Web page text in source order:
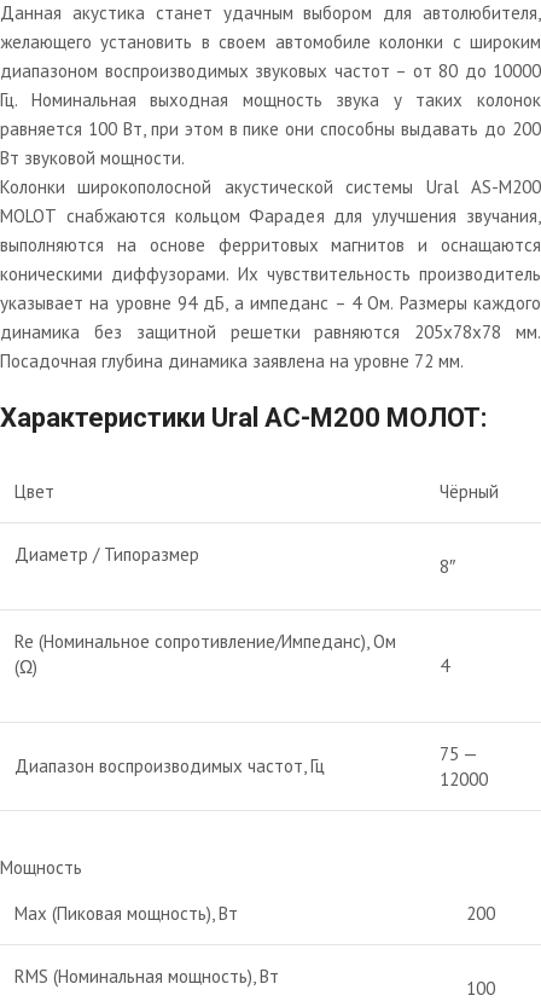
Данная акустика станет удачным выбором для автолюбителя,
желающего установить в своем автомобиле колонки с широким
диапазоном воспроизводимых звуковых частот – от 80 до 10000
Гц. Номинальная выходная мощность звука у таких колонок
равняется 100 Вт, при этом в пике они способны выдавать до 200
Вт звуковой мощности.
Колонки широкополосной акустической системы Ural AS-M200
MOLOТ снабжаются кольцом Фарадея для улучшения звучания,
выполняются на основе ферритовых магнитов и оснащаются
коническими диффузорами. Их чувствительность производитель
указывает на уровне 94 дБ, а импеданс – 4 Ом. Размеры каждого
динамика без защитной решетки равняются 205x78x78 мм.
Посадочная глубина динамика заявлена на уровне 72 мм.
Характеристики Ural АС-M200 MOЛOT:
Цвет Чёрный
Диаметр / Типоразмер
8″
Re (Номинальное сопротивление/Импеданс), Ом
(Ω)
4
Диапазон воспроизводимых частот, Гц
75 —
12000
Мощность
Max (Пиковая мощность), Вт
200
RMS (Номинальная мощность), Вт
100